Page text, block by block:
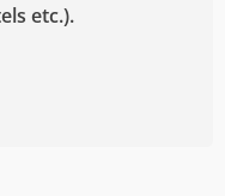
etc.).